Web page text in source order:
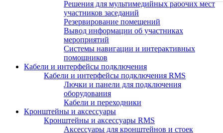
Решения для мультимедийных рабочих мест
участников заседаний
Резервирование помещений
Вывод информации об участниках
мероприятий
Системы навигации и интерактивных
помощников
Кабели и интерфейсы подключения
Кабели и интерфейсы подключения RMS
Лючки и панели для подключения
оборудования
Кабели и переходники
Кронштейны и аксессуары
Кронштейны и аксессуары RMS
Аксессуары для кронштейнов и стоек